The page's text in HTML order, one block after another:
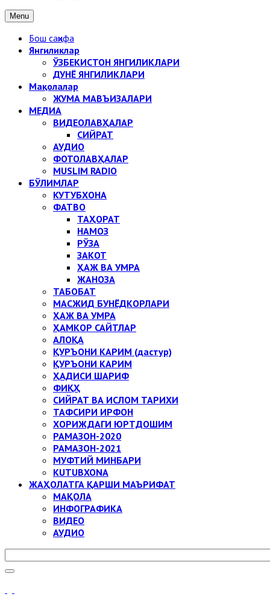
Menu
Бош саҳифа
Янгиликлар
ЎЗБЕКИСТОН ЯНГИЛИКЛАРИ
ДУНЁ ЯНГИЛИКЛАРИ
Мақолалар
ЖУМА МАВЪИЗАЛАРИ
МЕДИА
ВИДЕОЛАВҲАЛАР
СИЙРАТ
АУДИО
ФОТОЛАВҲАЛАР
MUSLIM RADIO
БЎЛИМЛАР
КУТУБХОНА
ФАТВО
ТАҲОРАТ
НАМОЗ
РЎЗА
ЗАКОТ
ҲАЖ ВА УМРА
ЖАНОЗА
ТАБОБАТ
МАСЖИД БУНЁДКОРЛАРИ
ҲАЖ ВА УМРА
ҲАМКОР САЙТЛАР
АЛОҚА
ҚУРЪОНИ КАРИМ (дастур)
ҚУРЪОНИ КАРИМ
ҲАДИСИ ШАРИФ
ФИҚҲ
СИЙРАТ ВА ИСЛОМ ТАРИХИ
ТАФСИРИ ИРФОН
ХОРИЖДАГИ ЮРТДОШИМ
РАМАЗОН-2020
РАМАЗОН-2021
МУФТИЙ МИНБАРИ
KUTUBXONA
ЖАҲОЛАТГА ҚАРШИ МАЪРИФАТ
МАҚОЛА
ИНФОГРАФИКА
ВИДЕО
АУДИО